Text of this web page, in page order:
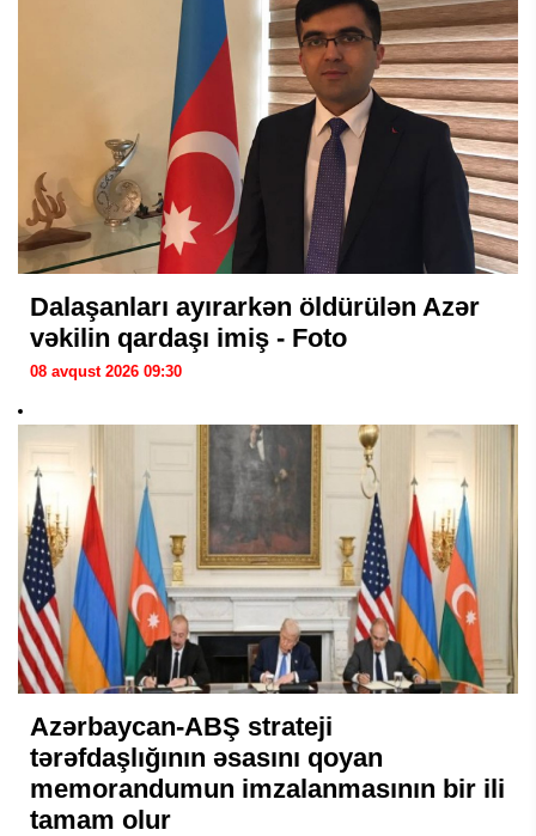
Dalaşanları ayırarkən öldürülən Azər
vəkilin qardaşı imiş - Foto
08 avqust 2026 09:30
Azərbaycan-ABŞ strateji
tərəfdaşlığının əsasını qoyan
memorandumun imzalanmasının bir ili
tamam olur